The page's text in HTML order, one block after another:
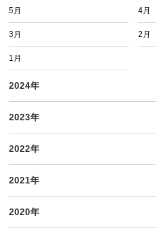
5月 4月
3月 2月
1月
2024年
2023年
2022年
2021年
2020年